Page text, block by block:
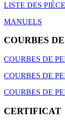
LISTE DES
MANUELS
COURBES
COURBES DE
COURBES DE
COURBES DE
CERTIFICAT